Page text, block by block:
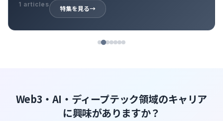
39 articles
特集を見る→
Web3・AI・ディープテック領域のキャリア
に興味がありますか？